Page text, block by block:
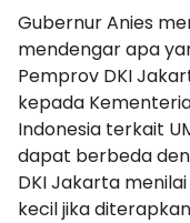
Gubernur Anies
mendengar apa
Pemprov DKI
kepada
Indonesia terkait
dapat berbeda
DKI Jakarta
kecil jika